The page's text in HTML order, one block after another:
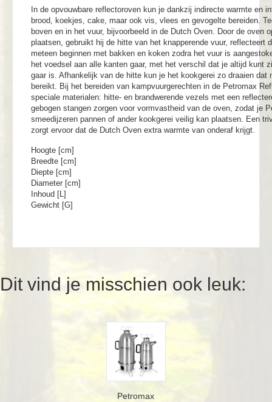
In de opvouwbare reflectoroven kun je dankzij indirecte warmte en
brood, koekjes, cake, maar ook vis, vlees en gevogelte bereiden.
boven en in het vuur, bijvoorbeeld in de Dutch Oven. Door de oven
plaatsen, gebruikt hij de hitte van het knapperende vuur, reflecteert
meteen beginnen met bakken en koken zodra het vuur is
het voedsel aan alle kanten gaar, met het verschil dat je altijd kunt
gaar is. Afhankelijk van de hitte kun je het kookgerei zo draaien dat
bereikt. Bij het bereiden van kampvuurgerechten in de Petromax
speciale materialen: hitte- en brandwerende vezels met een
gebogen stangen zorgen voor vormvastheid van de oven, zodat je
smeedijzeren pannen of ander kookgerei veilig kan plaatsen. Een
zorgt ervoor dat de Dutch Oven extra warmte van onderaf krijgt.
Hoogte [cm]
Breedte [cm]
Diepte [cm]
Diameter [cm]
Inhoud [L]
Gewicht [G]
Dit vind je misschien ook leuk:
Petromax